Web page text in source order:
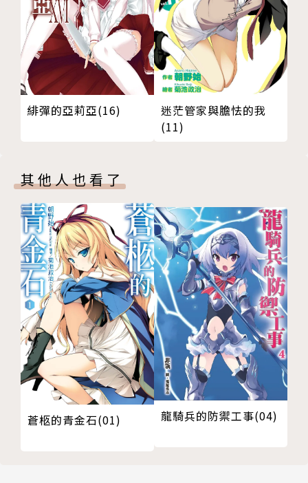
緋彈的亞莉亞(16)
迷茫管家與膽怯的我
(11)
其他人也看了
蒼柩的青金石(01) 龍騎兵的防禦工事(04)